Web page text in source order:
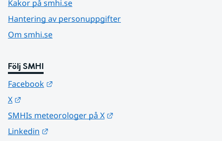
Kakor på smhi.se
Hantering av personuppgifter
Om smhi.se
Följ SMHI
Facebook
X
SMHIs meteorologer på X
Linkedin